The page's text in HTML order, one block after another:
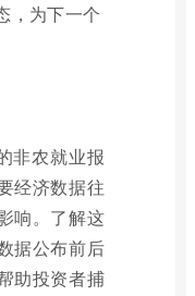
，为下一个
非农就业报
经济数据往
响。了解这
据公布前后
助投资者捕